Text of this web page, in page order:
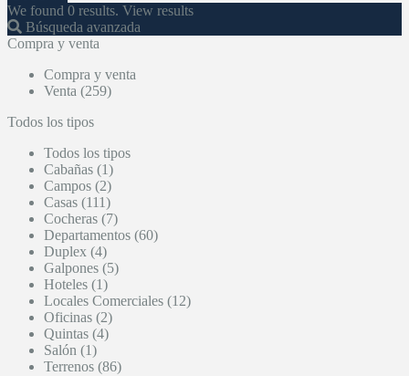
We found 0 results. View results
Búsqueda avanzada
Compra y venta
Compra y venta
Venta (259)
Todos los tipos
Todos los tipos
Cabañas (1)
Campos (2)
Casas (111)
Cocheras (7)
Departamentos (60)
Duplex (4)
Galpones (5)
Hoteles (1)
Locales Comerciales (12)
Oficinas (2)
Quintas (4)
Salón (1)
Terrenos (86)